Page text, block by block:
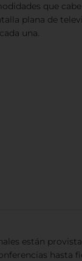
que
plana de
una.
están
hasta